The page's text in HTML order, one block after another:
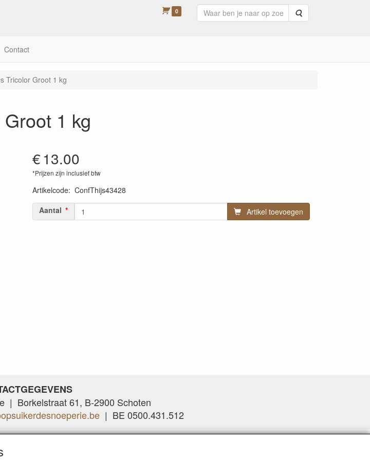
0 Zoeken
Contact
Tricolor Groot 1 kg
1 kg
€13.00
*Prijzen zijn inclusief btw
Artikelcode: ConfThijs43428
Aantal
Artikel toevoegen
| Borkelstraat 61, B-2900 Schoten
| BE 0500.431.512